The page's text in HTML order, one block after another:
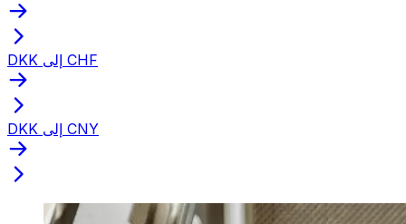
DKK إلى CHF
DKK إلى CNY